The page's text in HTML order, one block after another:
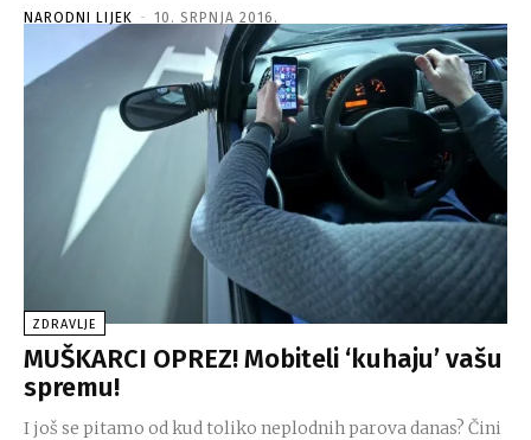
NARODNI LIJEK - 10. SRPNJA 2016.
ZDRAVLJE
MUŠKARCI OPREZ! Mobiteli ‘kuhaju’ vašu
spremu!
I još se pitamo od kud toliko neplodnih parova danas? Čini